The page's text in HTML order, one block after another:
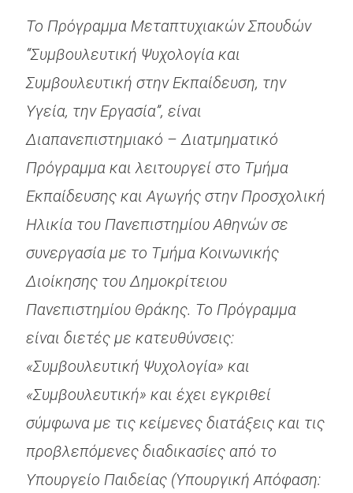
Το Πρόγραμμα Μεταπτυχιακών Σπουδών
“Συμβουλευτική Ψυχολογία και
Συμβουλευτική στην Εκπαίδευση, την
Υγεία, την Εργασία”, είναι
Διαπανεπιστημιακό – Διατμηματικό
Πρόγραμμα και λειτουργεί στο Τμήμα
Εκπαίδευσης και Αγωγής στην Προσχολική
Ηλικία του Πανεπιστημίου Αθηνών σε
συνεργασία με το Τμήμα Κοινωνικής
Διοίκησης του Δημοκρίτειου
Πανεπιστημίου Θράκης. Το Πρόγραμμα
είναι διετές με κατευθύνσεις:
«Συμβουλευτική Ψυχολογία» και
«Συμβουλευτική» και έχει εγκριθεί
σύμφωνα με τις κείμενες διατάξεις και τις
προβλεπόμενες διαδικασίες από το
Υπουργείο Παιδείας (Υπουργική Απόφαση: